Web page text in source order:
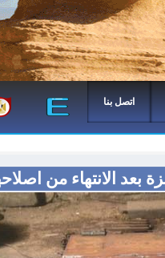
اتصل بنا
بعد الانتهاء من